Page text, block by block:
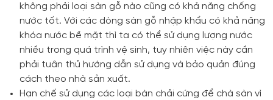
không phải loại sàn gỗ nào cũng có khả năng chống
nước tốt. Với các dòng sàn gỗ nhập khẩu có khả năng
khóa nước bề mặt thì ta có thể sử dụng lượng nước
nhiều trong quá trình vệ sinh, tuy nhiên việc này cần
phải tuân thủ hướng dẫn sử dụng và bảo quản đúng
cách theo nhà sản xuất.
Hạn chế sử dụng các loại bàn chải cứng để chà sàn vì